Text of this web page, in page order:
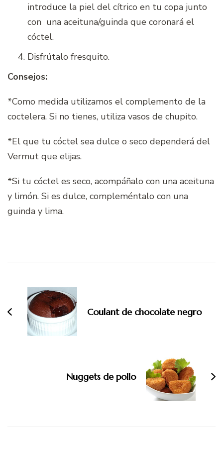
introduce la piel del cítrico en tu copa junto
con una aceituna/guinda que coronará el
cóctel.
Disfrútalo fresquito.
Consejos:
*Como medida utilizamos el complemento de la
coctelera. Si no tienes, utiliza vasos de chupito.
*El que tu cóctel sea dulce o seco dependerá del
Vermut que elijas.
*Si tu cóctel es seco, acompáñalo con una aceituna
y limón. Si es dulce, compleméntalo con una
guinda y lima.
entradas
Coulant de chocolate negro
Nuggets de pollo